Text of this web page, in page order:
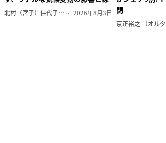
北村（宮子）佳代子（オルタナ輪番編集長） 2026年8月3日
闘